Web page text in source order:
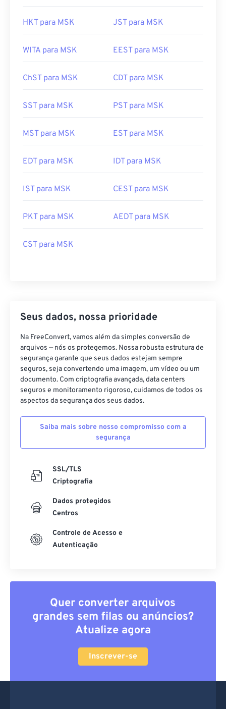
HKT para MSK JST para MSK
WITA para MSK EEST para MSK
ChST para MSK CDT para MSK
SST para MSK PST para MSK
MST para MSK EST para MSK
EDT para MSK IDT para MSK
IST para MSK CEST para MSK
PKT para MSK AEDT para MSK
CST para MSK
Seus dados, nossa prioridade
Na FreeConvert, vamos além da simples conversão de
arquivos — nós os protegemos. Nossa robusta estrutura de
segurança garante que seus dados estejam sempre
seguros, seja convertendo uma imagem, um vídeo ou um
documento. Com criptografia avançada, data centers
seguros e monitoramento rigoroso, cuidamos de todos os
aspectos da segurança dos seus dados.
Saiba mais sobre nosso compromisso com a
segurança
SSL/TLS
Criptografia
Dados protegidos
Centros
Controle de Acesso e
Autenticação
Quer converter arquivos
grandes sem filas ou anúncios?
Atualize agora
Inscrever-se